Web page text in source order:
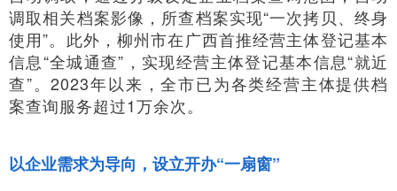
调取相关档案影像，所查档案实现“一次拷贝、终身
使用”。此外，柳州市在广西首推经营主体登记基本
信息“全城通查”，实现经营主体登记基本信息“就近
查”。2023年以来，全市已为各类经营主体提供档
案查询服务超过1万余次。
以企业需求为导向，设立开办“一扇窗”